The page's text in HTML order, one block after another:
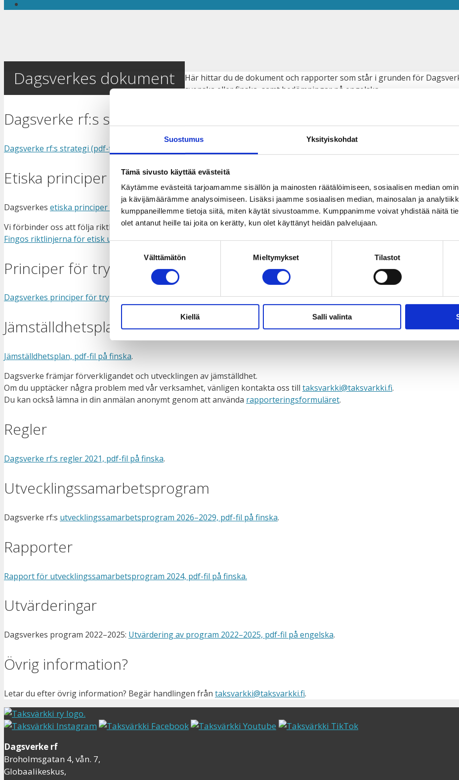
Suostumus Yksityiskohdat
Tämä sivusto käyttää evästeitä
Käytämme evästeitä tarjoamamme sisällön ja mainosten räätälöimiseen, sosiaalisen median
ja kävijämäärämme analysoimiseen. Lisäksi jaamme sosiaalisen median, mainosalan ja
kumppaneillemme tietoja siitä, miten käytät sivustoamme. Kumppanimme voivat yhdistää näitä
olet antanut heille tai joita on kerätty, kun olet käyttänyt heidän palvelujaan.
Suostumuksen
Välttämätön Mieltymykset Tilastot
Kiellä Salli valinta
Dagsverkes dokument
Här hittar du de dokument och rapporter som står i grunden för
svenska eller finska, samt bedömningar på engelska.
Dagsverke rf:s strategi
Dagsverke rf:s strategi (pdf-fil)
Etiska principer och riktlinjer
Dagsverkes etiska principer och riktlinjer, pdf-fil på finska.
Vi förbinder oss att följa riktlinjerna för etisk utvecklingskommunikation från Fingo, takorganisationen för finska
Fingos riktlinjerna för etisk utvecklingskommunikation (finska webbplatsen).
Principer för tryggare rum
Dagsverkes principer för tryggare rum (pdf-fil).
Jämställdhetsplan
Jämställdhetsplan, pdf-fil på finska.
Dagsverke främjar förverkligandet och utvecklingen av jämställdhet.
Om du upptäcker några problem med vår verksamhet, vänligen kontakta oss till taksvarkki@taksvarkki.fi.
Du kan också lämna in din anmälan anonymt genom att använda rapporteringsformuläret.
Regler
Dagsverke rf:s regler 2021, pdf-fil på finska.
Utvecklingssamarbetsprogram
Dagsverke rf:s utvecklingssamarbetsprogram 2026–2029, pdf-fil på finska.
Rapporter
Rapport för utvecklingssamarbetsprogram 2024, pdf-fil på finska.
Utvärderingar
Dagsverkes program 2022–2025: Utvärdering av program 2022–2025, pdf-fil på engelska.
Övrig information?
Letar du efter övrig information? Begär handlingen från taksvarkki@taksvarkki.fi.
Dagsverke rf
Broholmsgatan 4, vån. 7,
Globaalikeskus,